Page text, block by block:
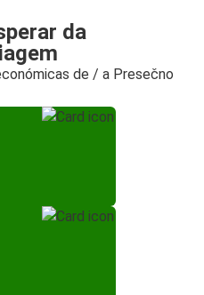
da
de / a Presečno